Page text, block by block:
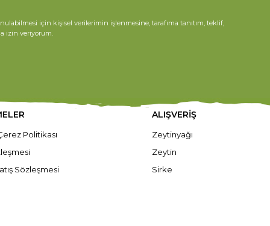
için kişisel verilerimin işlenmesine, tarafıma tanıtım, teklif,
izin veriyorum.
Politikası
Sözleşmesi
ALIŞVERİŞ
Zeytinyağı
Zeytin
Sirke